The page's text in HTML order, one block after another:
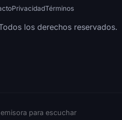
PrivacidadTérminos
los derechos reservados.
para escuchar